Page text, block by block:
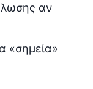
αν
«σημεία»